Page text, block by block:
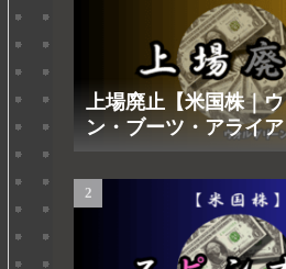
上場廃止【米国株｜
ン・ブーツ・アライ